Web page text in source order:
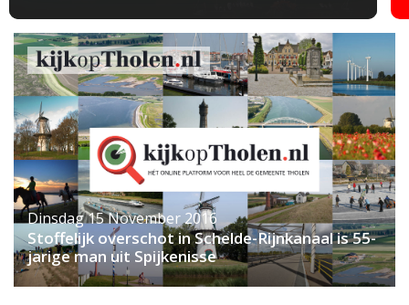
Dinsdag 15 November 2016
Stoffelijk overschot in Schelde-Rijnkanaal is 55-
jarige man uit Spijkenisse